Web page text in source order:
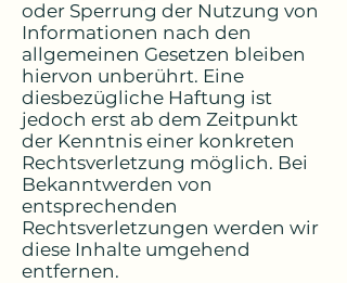
oder Sperrung der Nutzung von
Informationen nach den
allgemeinen Gesetzen bleiben
hiervon unberührt. Eine
diesbezügliche Haftung ist
jedoch erst ab dem Zeitpunkt
der Kenntnis einer konkreten
Rechtsverletzung möglich. Bei
Bekanntwerden von
entsprechenden
Rechtsverletzungen werden wir
diese Inhalte umgehend
entfernen.